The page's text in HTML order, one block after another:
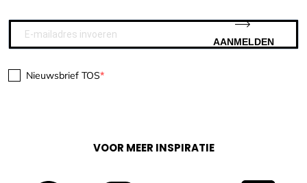
Nieuwsbrief TOS
AANMELDEN
VOOR MEER INSPIRATIE